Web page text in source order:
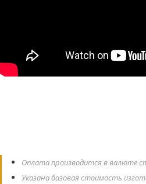
Оплата производится в валюте
Указана базовая стоимость